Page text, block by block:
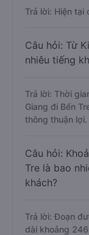
Trả lời: Hiện tại
Câu hỏi: Từ
nhiêu tiếng
Trả lời: Thời
Giang đi Bến
thông thuận lợi.
Câu hỏi:
Tre là bao
khách?
Trả lời: Đoạn
dài khoảng